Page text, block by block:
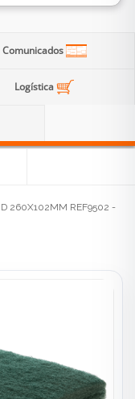
Comunicados
Logística
260X102MM REF9502 -